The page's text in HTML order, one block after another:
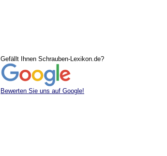
Gefällt Ihnen Schrauben-Lexikon.de?
Bewerten Sie uns auf Google!